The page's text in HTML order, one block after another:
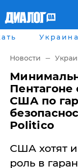
Главная
рассея
Мир
Беларусь
Военное
Наука и Техника
Экономика
Мнение
Пресса
Шоу-биз
Здоровье
Украина
Новости
США по
Politico
США хотят
роль в